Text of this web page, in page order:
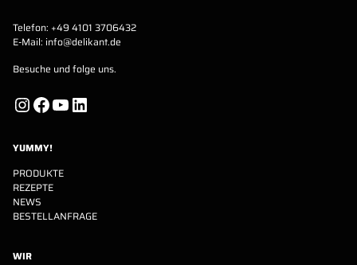
Telefon: +49 4101 3706432
E-Mail: info@delikant.de
Besuche und folge uns.
InstagramFacebook YouTube LinkedIn
YUMMY!
PRODUKTE
REZEPTE
NEWS
BESTELLANFRAGE
WIR